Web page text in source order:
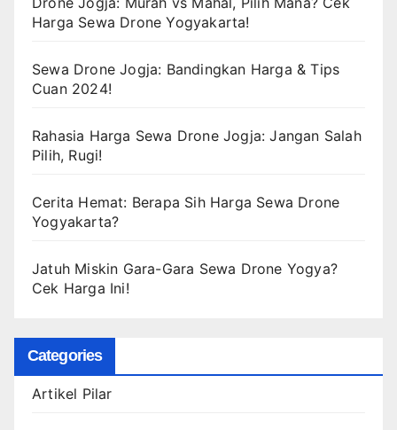
Harga Sewa Drone Yogyakarta!
Sewa Drone Jogja: Bandingkan Harga & Tips
Cuan 2024!
Rahasia Harga Sewa Drone Jogja: Jangan Salah
Pilih, Rugi!
Cerita Hemat: Berapa Sih Harga Sewa Drone
Yogyakarta?
Jatuh Miskin Gara-Gara Sewa Drone Yogya?
Cek Harga Ini!
Categories
Artikel Pilar